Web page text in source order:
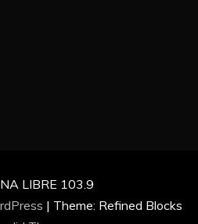
LIBRE 103.9
| Theme: Refined Blocks